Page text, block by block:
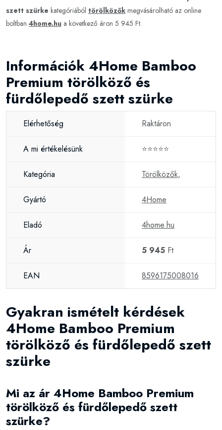
szett szürke kategóriából törölközők megvásárolható az online
boltban 4home.hu a következő áron 5 945 Ft.
Információk 4Home Bamboo
Premium törölköző és
fürdőlepedő szett szürke
Elérhetőség Raktáron
A mi értékelésünk ⭐⭐⭐⭐⭐
Kategória Törölközők,
Gyártó 4Home
Eladó 4home.hu
Ár 5 945 Ft
EAN 8596175008016
Gyakran ismételt kérdések
4Home Bamboo Premium
törölköző és fürdőlepedő szett
szürke
Mi az ár 4Home Bamboo Premium
törölköző és fürdőlepedő szett
szürke?